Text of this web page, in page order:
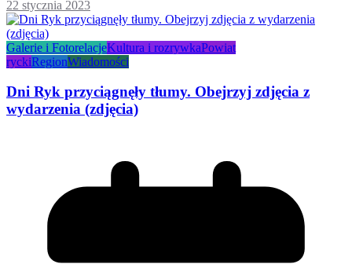
22 stycznia 2023
Galerie i FotorelacjeKultura i rozrywkaPowiat
ryckiRegionWiadomości
Dni Ryk przyciągnęły tłumy. Obejrzyj zdjęcia z
wydarzenia (zdjęcia)